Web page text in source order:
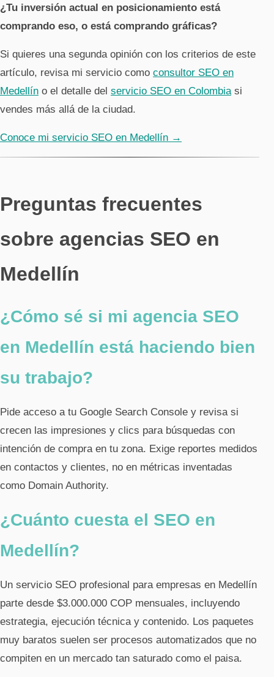
¿Tu inversión actual en posicionamiento está
comprando eso, o está comprando gráficas?
Si quieres una segunda opinión con los criterios de este
artículo, revisa mi servicio como consultor SEO en
Medellín o el detalle del servicio SEO en Colombiasi
vendes más allá de la ciudad.
Conoce mi servicio SEO en Medellín →
Preguntas frecuentes
sobre agencias SEO en
Medellín
¿Cómo sé si mi agencia SEO
en Medellín está haciendo bien
su trabajo?
Pide acceso a tu Google Search Console y revisa si
crecen las impresiones y clics para búsquedas con
intención de compra en tu zona. Exige reportes medidos
en contactos y clientes, no en métricas inventadas
como Domain Authority.
¿Cuánto cuesta el SEO en
Medellín?
Un servicio SEO profesional para empresas en Medellín
parte desde $3.000.000 COP mensuales, incluyendo
estrategia, ejecución técnica y contenido. Los paquetes
muy baratos suelen ser procesos automatizados que no
compiten en un mercado tan saturado como el paisa.